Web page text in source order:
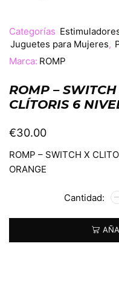
Categorías
Juguetes para Mujeres,
Marca: ROMP
ROMP –
CLÍTORIS 6
€30.00
ROMP – SWITCH X
ORANGE